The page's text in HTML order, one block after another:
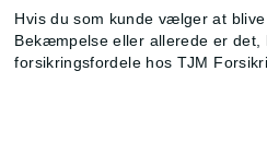
Hvis du som kunde vælger at
Bekæmpelse eller allerede er
forsikringsfordele hos TJM